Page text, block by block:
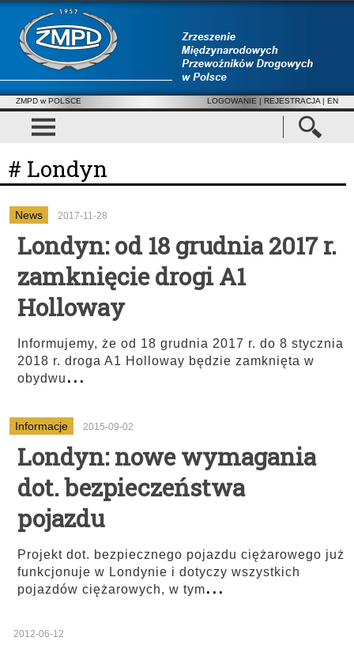
ZMPD w POLSCE LOGOWANIE | REJESTRACJA | EN
# Londyn
News 2017-11-28
Londyn: od 18 grudnia 2017 r.
zamknięcie drogi A1
Holloway
Informujemy, że od 18 grudnia 2017 r. do 8 stycznia
2018 r. droga A1 Holloway będzie zamknięta w
obydwu...
Informacje 2015-09-02
Londyn: nowe wymagania
dot. bezpieczeństwa
pojazdu
Projekt dot. bezpiecznego pojazdu ciężarowego już
funkcjonuje w Londynie i dotyczy wszystkich
pojazdów ciężarowych, w tym...
2012-06-12